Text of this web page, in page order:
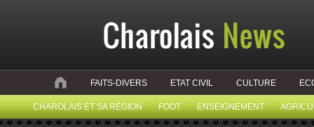
FAITS-DIVERS ETAT CIVIL CULTURE
CHAROLAIS ET SA RÉGION FOOT ENSEIGNEMENT